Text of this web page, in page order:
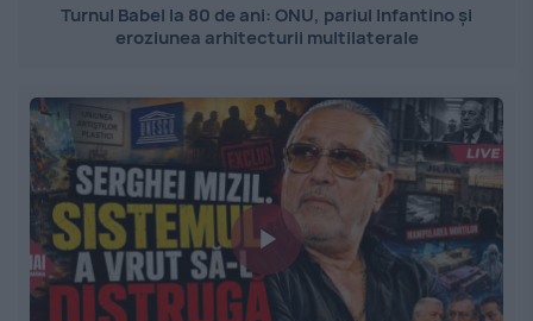
Turnul Babel la 80 de ani: ONU, pariul Infantino și
eroziunea arhitecturii multilaterale